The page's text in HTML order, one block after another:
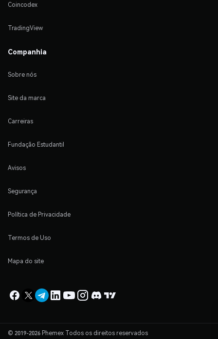
Coincodex
TradingView
Companhia
Sobre nós
Site da marca
Carreiras
Fundação Estudantil
Avisos
Segurança
Política de Privacidade
Termos de Uso
Mapa do site
© 2019-2026 Phemex Todos os direitos reservados